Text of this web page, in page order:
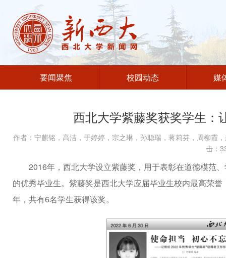
要闻聚焦 校园动态 媒
西北大学紫藤奖获奖学生：
作者：宁麒铭，高洁，于婷婷，宗之琳，孙聪瑞，蒋莉芬，周
击：
2016年，西北大学设立紫藤奖，用于表彰在道德模范
的优秀毕业生。紫藤奖是西北大学应届毕业生校内最高荣
年，共有6名学生获得该奖。